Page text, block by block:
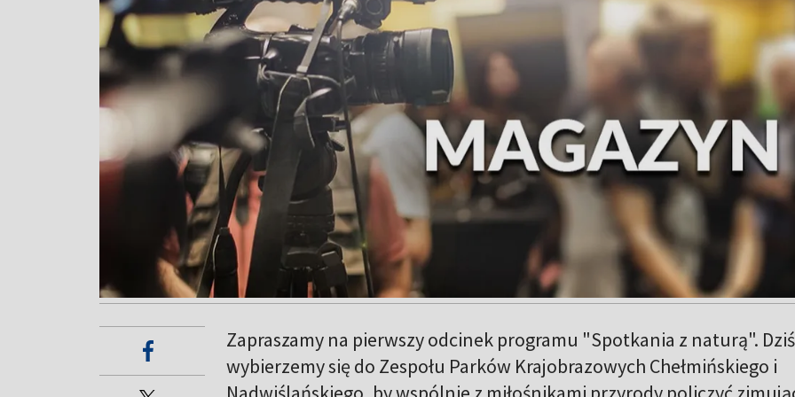
Zapraszamy na pierwszy odcinek programu "Spotkania z naturą". Dziś
wybierzemy się do Zespołu Parków Krajobrazowych Chełmińskiego i